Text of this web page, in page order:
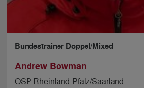
Bundestrainer Doppel/Mixed
Andrew Bowman
OSP Rheinland-Pfalz/Saarland